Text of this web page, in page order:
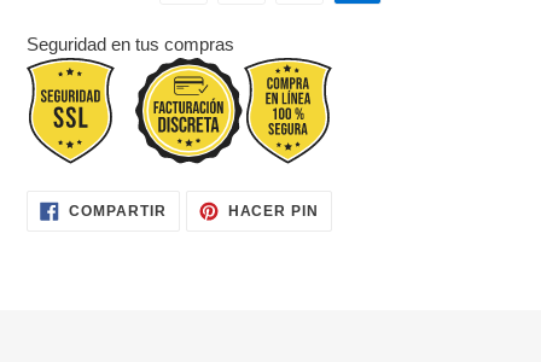
Seguridad en tus compras
COMPARTIR COMPARTIR
EN
HACER PIN